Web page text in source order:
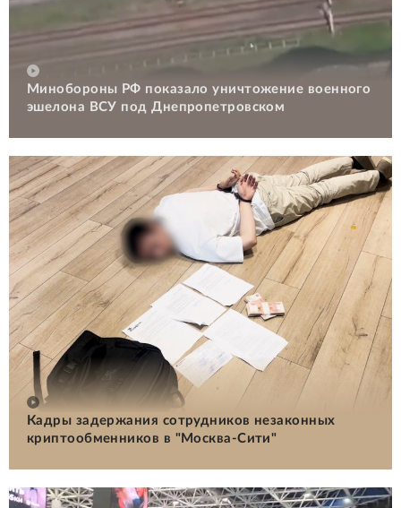
Минобороны РФ показало уничтожение военного
эшелона ВСУ под Днепропетровском
Кадры задержания сотрудников незаконных
криптообменников в "Москва-Сити"